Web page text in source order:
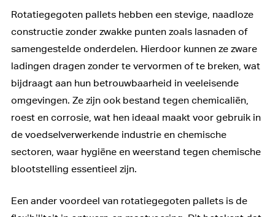
Rotatiegegoten pallets hebben een stevige, naadloze
constructie zonder zwakke punten zoals lasnaden of
samengestelde onderdelen. Hierdoor kunnen ze zware
ladingen dragen zonder te vervormen of te breken, wat
bijdraagt aan hun betrouwbaarheid in veeleisende
omgevingen. Ze zijn ook bestand tegen chemicaliën,
roest en corrosie, wat hen ideaal maakt voor gebruik in
de voedselverwerkende industrie en chemische
sectoren, waar hygiëne en weerstand tegen chemische
blootstelling essentieel zijn.
Een ander voordeel van rotatiegegoten pallets is de